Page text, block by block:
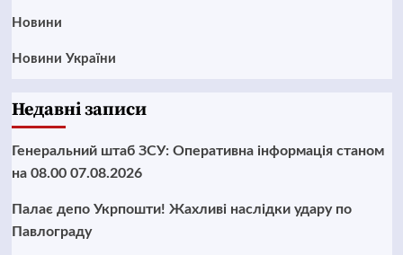
Новини
Новини України
Недавні записи
Генеральний штаб ЗСУ: Оперативна інформація станом
на 08.00 07.08.2026
Палає депо Укрпошти! Жахливі наслідки удару по
Павлограду